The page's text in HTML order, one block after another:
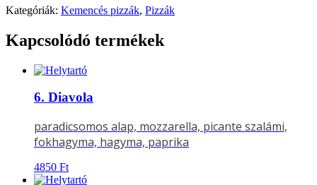
Kategóriák: Kemencés pizzák, Pizzák
Kapcsolódó termékek
6. Diavola
paradicsomos alap, mozzarella, picante szalámi,
fokhagyma, hagyma, paprika
4850 Ft